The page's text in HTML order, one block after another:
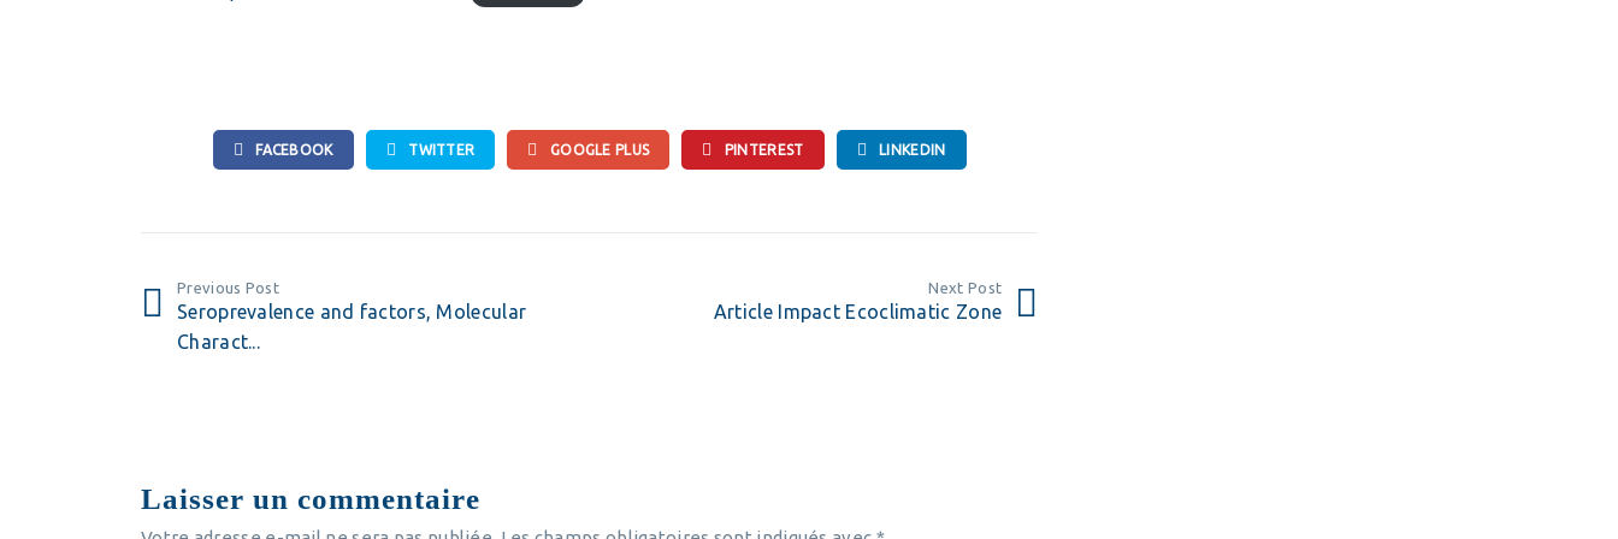
FACEBOOK TWITTER GOOGLE PLUS PINTEREST LINKEDIN
Previous Post
Seroprevalence and factors, Molecular
Charact...
Next Post
Article Impact Ecoclimatic Zone
Laisser un commentaire